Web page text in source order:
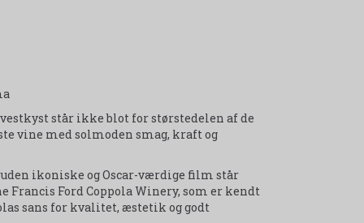
står ikke blot for størstedelen af de
vine med solmoden smag, kraft og
ikoniske og Oscar-værdige film står
Francis Ford Coppola Winery, som er kendt
sans for kvalitet, æstetik og godt